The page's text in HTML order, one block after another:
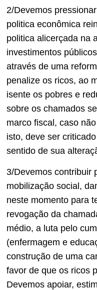
2/Devemos
politica econômica
politica alicerçada na
investimentos
através de uma
penalize os ricos, ao
isente os pobres e
sobre os chamados
marco fiscal, caso
isto, deve ser
sentido de sua
3/Devemos contribuir
mobilização social,
neste momento para
revogação da
médio, a luta pelo
(enfermagem e
construção de uma
favor de que os ricos
Devemos apoiar,